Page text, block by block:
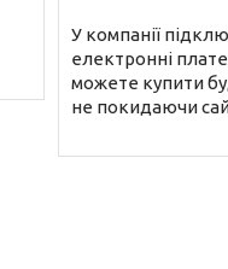
У компанії
електронні
можете купити
не покидаючи